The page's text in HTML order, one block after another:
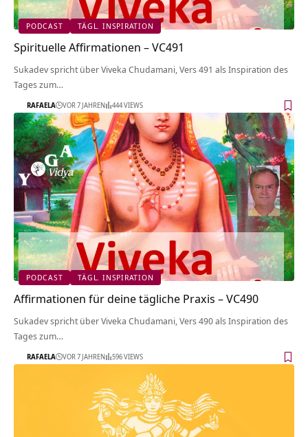
PODCAST TÄGL. INSPIRATION
Spirituelle Affirmationen – VC491
Sukadev spricht über Viveka Chudamani, Vers 491 als Inspiration des
Tages zum…
RAFAELA VOR 7 JAHREN 444 VIEWS
PODCAST TÄGL. INSPIRATION
Affirmationen für deine tägliche Praxis – VC490
Sukadev spricht über Viveka Chudamani, Vers 490 als Inspiration des
Tages zum…
RAFAELA VOR 7 JAHREN 596 VIEWS